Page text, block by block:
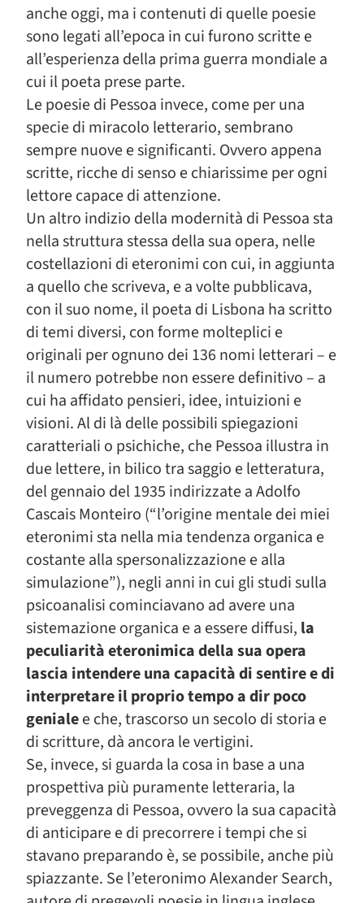
anche oggi, ma i contenuti di quelle poesie
sono legati all’epoca in cui furono scritte e
all’esperienza della prima guerra mondiale a
cui il poeta prese parte.
Le poesie di Pessoa invece, come per una
specie di miracolo letterario, sembrano
sempre nuove e significanti. Ovvero appena
scritte, ricche di senso e chiarissime per ogni
lettore capace di attenzione.
Un altro indizio della modernità di Pessoa sta
nella struttura stessa della sua opera, nelle
costellazioni di eteronimi con cui, in aggiunta
a quello che scriveva, e a volte pubblicava,
con il suo nome, il poeta di Lisbona ha scritto
di temi diversi, con forme molteplici e
originali per ognuno dei 136 nomi letterari – e
il numero potrebbe non essere definitivo – a
cui ha affidato pensieri, idee, intuizioni e
visioni. Al di là delle possibili spiegazioni
caratteriali o psichiche, che Pessoa illustra in
due lettere, in bilico tra saggio e letteratura,
del gennaio del 1935 indirizzate a Adolfo
Cascais Monteiro (“l’origine mentale dei miei
eteronimi sta nella mia tendenza organica e
costante alla spersonalizzazione e alla
simulazione”), negli anni in cui gli studi sulla
psicoanalisi cominciavano ad avere una
sistemazione organica e a essere diffusi, la
peculiarità eteronimica della sua opera
lascia intendere una capacità di sentire e di
interpretare il proprio tempo a dir poco
genialee che, trascorso un secolo di storia e
di scritture, dà ancora le vertigini.
Se, invece, si guarda la cosa in base a una
prospettiva più puramente letteraria, la
preveggenza di Pessoa, ovvero la sua capacità
di anticipare e di precorrere i tempi che si
stavano preparando è, se possibile, anche più
spiazzante. Se l’eteronimo Alexander Search,